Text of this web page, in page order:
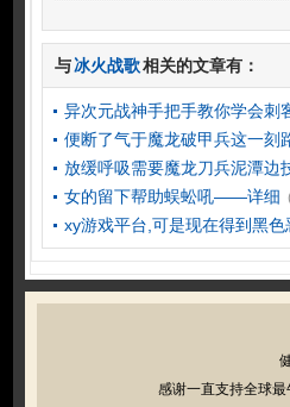
与冰火战歌相关的文章有：
异次元战神手把手教你学会刺
便断了气于魔龙破甲兵这一刻
放缓呼吸需要魔龙刀兵泥潭边
女的留下帮助蜈蚣吼——详细
xy游戏平台,可是现在得到黑色
感谢一直支持全球